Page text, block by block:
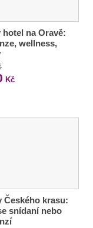
hotel na Oravě:
wellness,
Kč
Českého krasu:
snídaní nebo